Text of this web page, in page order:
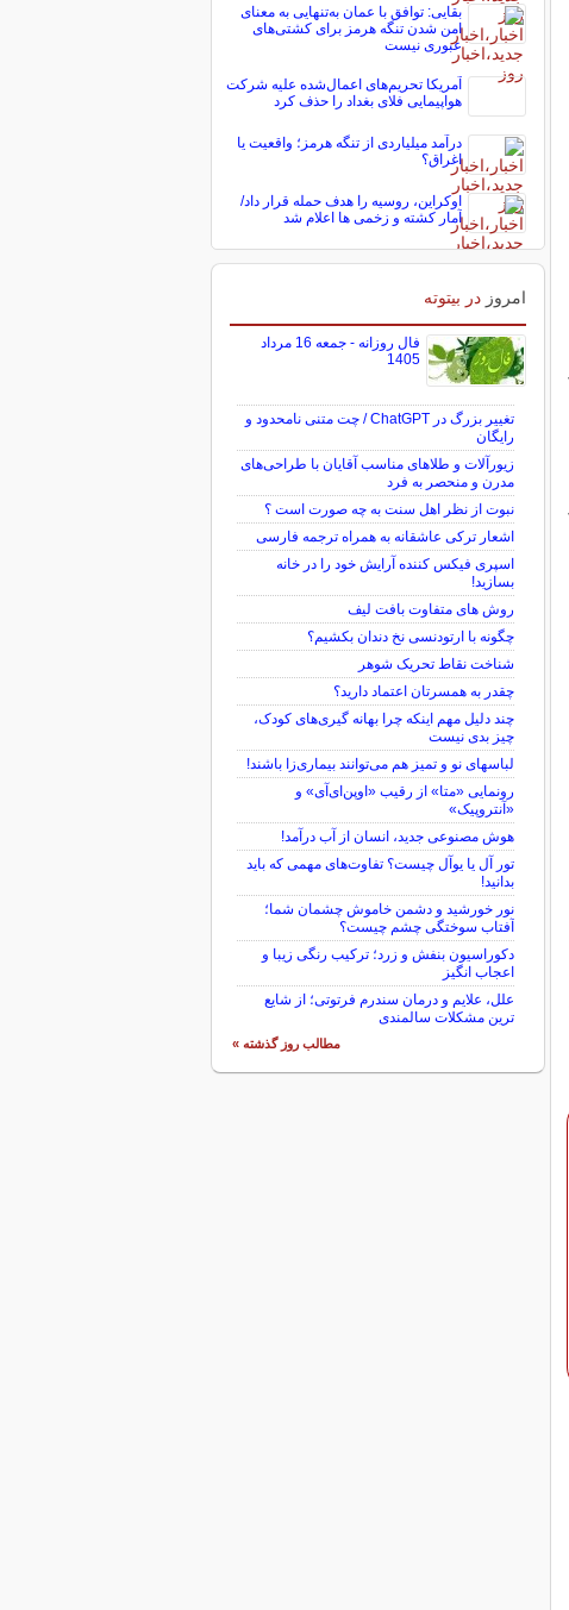
بقایی: توافق با عمان به‌تنهایی به معنای
امن شدن تنگه هرمز برای کشتی‌های
عبوری نیست
آمریکا تحریم‌های اعمال‌شده علیه شرکت
هواپیمایی فلای بغداد را حذف کرد
درآمد میلیاردی از تنگه هرمز؛ واقعیت یا
اغراق؟
اوکراین، روسیه را هدف حمله قرار داد/
آمار کشته و زخمی ها اعلام شد
امروز در بیتوته
فال روزانه - جمعه 16 مرداد
1405
تغییر بزرگ در ChatGPT / چت متنی نامحدود و
رایگان
زیورآلات و طلاهای مناسب آقایان با طراحی‌های
مدرن و منحصر به فرد
نبوت از نظر اهل سنت به چه صورت است ؟
اشعار ترکی عاشقانه به همراه ترجمه فارسی
اسپری فیکس کننده آرایش خود را در خانه
بسازید!
روش های متفاوت بافت لیف
چگونه با ارتودنسی نخ دندان بکشیم؟
شناخت نقاط تحریک شوهر
چقدر به همسرتان اعتماد دارید؟
چند دلیل مهم اینکه چرا بهانه گیری‌های کودک،
چیز بدی نیست
لباس‎های نو و تمیز هم می‌توانند بیماری‌زا باشند!
رونمایی «متا» از رقیب «اوپن‌ای‌آی» و
«آنتروپیک»
هوش مصنوعی جدید، انسان از آب درآمد!
تور آل یا یوآل چیست؟ تفاوت‌های مهمی که باید
بدانید!
نور خورشید و دشمن خاموش چشمان شما؛
آفتاب سوختگی چشم چیست؟
دکوراسیون بنفش و زرد؛ ترکیب رنگی زیبا و
اعجاب انگیز
علل، علایم و درمان سندرم فرتوتی؛ از شایع
ترین مشکلات سالمندی
مطالب روز گذشته »